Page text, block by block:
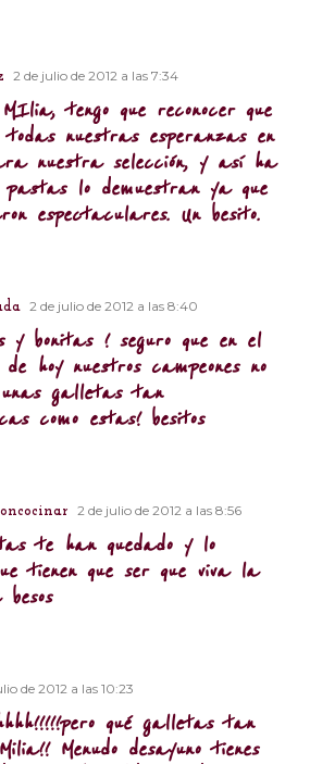
2 de julio de 2012 a las 7:34
tengo que reconocer que
todas nuestras esperanzas en
nuestra selección, y así ha
pastas lo demuestran ya que
espectaculares. Un besito.
2 de julio de 2012 a las 8:40
y bonitas ! seguro que en el
de hoy nuestros campeones no
galletas tan
como estas! besitos
2 de julio de 2012 a las 8:56
te han quedado y lo
tienen que ser que viva la
de 2012 a las 10:23
qué galletas tan
Menudo desayuno tienes